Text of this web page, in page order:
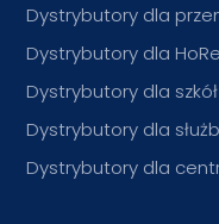
Dystrybutory dla
Dystrybutory dla
Dystrybutory dla
Dystrybutory dla
Dystrybutory dla